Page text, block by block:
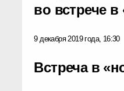
во встрече
9 декабря 2019 года, 16:30
Встреча в